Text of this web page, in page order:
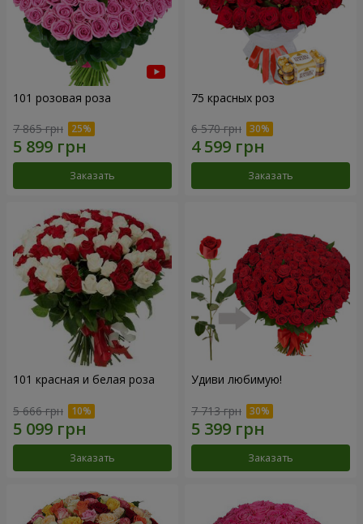
101 розовая роза
7 865 грн
Заказать
75 красных роз
6 570 грн
Заказать
101 красная и белая роза
5 666 грн
Заказать
Удиви любимую!
7 713 грн
Заказать